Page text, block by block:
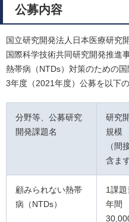
公募内容
国立研究開発法人日本医療研究
国際科学技術共同研究開発推進
熱帯病（NTDs）対策のための
3年度（2021年度）公募を以下
分野等、公募研究
開発課題名
研究
規模
（間
含まず
顧みられない熱帯
病（NTDs）
1課題
年間